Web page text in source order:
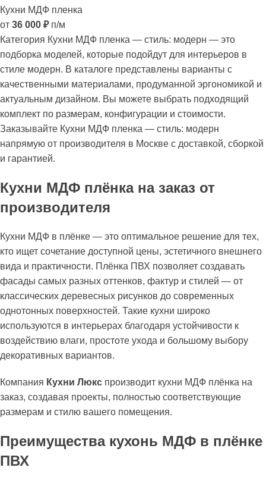
Кухни МДФ пленка
от 36 000 ₽п/м
Категория Кухни МДФ пленка — стиль: модерн — это
подборка моделей, которые подойдут для интерьеров в
стиле модерн. В каталоге представлены варианты с
качественными материалами, продуманной эргономикой и
актуальным дизайном. Вы можете выбрать подходящий
комплект по размерам, конфигурации и стоимости.
Заказывайте Кухни МДФ пленка — стиль: модерн
напрямую от производителя в Москве с доставкой, сборкой
и гарантией.
Кухни МДФ плёнка на заказ от
производителя
Кухни МДФ в плёнке — это оптимальное решение для тех,
кто ищет сочетание доступной цены, эстетичного внешнего
вида и практичности. Плёнка ПВХ позволяет создавать
фасады самых разных оттенков, фактур и стилей — от
классических деревесных рисунков до современных
однотонных поверхностей. Такие кухни широко
используются в интерьерах благодаря устойчивости к
воздействию влаги, простоте ухода и большому выбору
декоративных вариантов.
Компания Кухни Люкс производит кухни МДФ плёнка на
заказ, создавая проекты, полностью соответствующие
размерам и стилю вашего помещения.
Преимущества кухонь МДФ в плёнке
ПВХ